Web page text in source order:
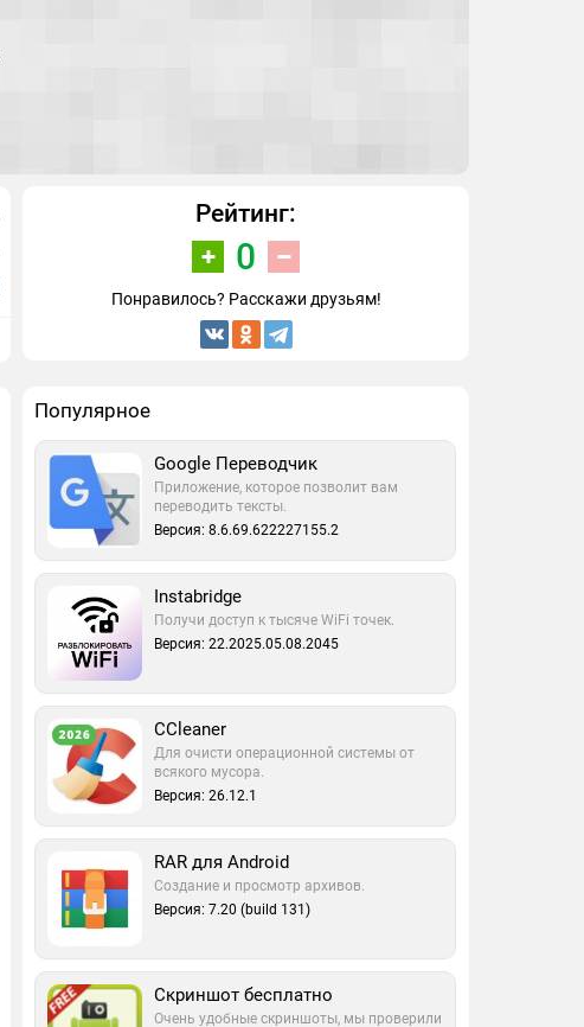
Рейтинг:
0
Понравилось? Расскажи друзьям!
Популярное
Google Переводчик
Приложение, которое позволит вам
переводить тексты.
Версия: 8.6.69.622227155.2
Instabridge
Получи доступ к тысяче WiFi точек.
Версия: 22.2025.05.08.2045
CCleaner
Для очисти операционной системы от
всякого мусора.
Версия: 26.12.1
RAR для Android
Создание и просмотр архивов.
Версия: 7.20 (build 131)
Скриншот бесплатно
Очень удобные скриншоты, мы проверили